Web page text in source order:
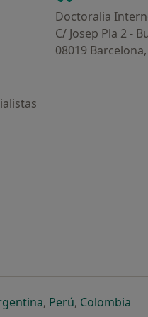
Doctoralia
C/ Josep Pla 2 -
08019
pestaña
una nueva pestaña
en una nueva pestaña
se abre en una
, Perúse abre en
, Colombiase